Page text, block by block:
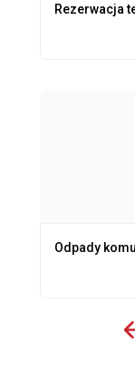
Rezerwacja
Odpady